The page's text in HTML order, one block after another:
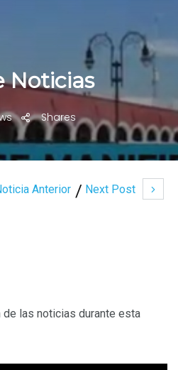
Anterior Next Post
Noticias
Shares
las noticias durante esta